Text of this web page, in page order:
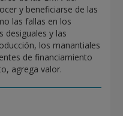
y beneficiarse de las
las fallas en los
desiguales y las
los manantiales
de financiamiento
agrega valor.